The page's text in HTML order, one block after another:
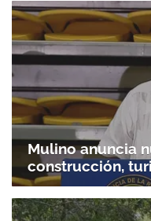
Mulino anuncia
construcción,